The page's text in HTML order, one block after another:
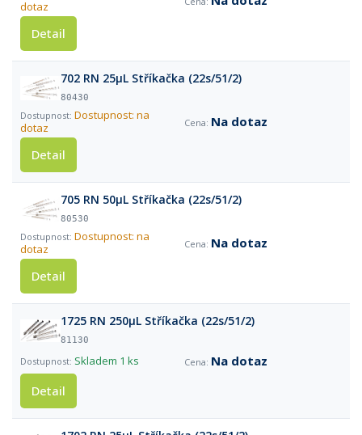
dotaz
Detail
702 RN 25µL Stříkačka (22s/51/2)
80430
Dostupnost: na
dotaz
Na dotaz
Detail
705 RN 50µL Stříkačka (22s/51/2)
80530
Dostupnost: na
dotaz
Na dotaz
Detail
1725 RN 250µL Stříkačka (22s/51/2)
81130
Skladem 1 ks
Na dotaz
Detail